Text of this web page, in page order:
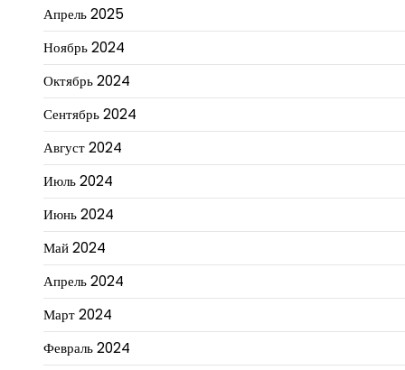
Апрель 2025
Ноябрь 2024
Октябрь 2024
Сентябрь 2024
Август 2024
Июль 2024
Июнь 2024
Май 2024
Апрель 2024
Март 2024
Февраль 2024